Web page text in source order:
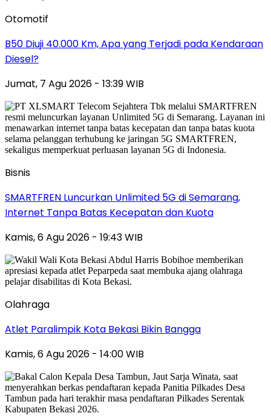
Otomotif
B50 Diuji 40.000 Km, Apa yang Terjadi pada Kendaraan
Diesel?
Jumat, 7 Agu 2026 - 13:39 WIB
Bisnis
SMARTFREN Luncurkan Unlimited 5G di Semarang,
Internet Tanpa Batas Kecepatan dan Kuota
Kamis, 6 Agu 2026 - 19:43 WIB
Olahraga
Atlet Paralimpik Kota Bekasi Bikin Bangga
Kamis, 6 Agu 2026 - 14:00 WIB